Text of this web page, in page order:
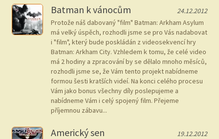
Batman k vánocům
24.12.2012
Protože náš dabovaný "film" Batman: Arkham Asylum
má velký úspěch, rozhodli jsme se pro Vás nadabovat
i "film", který bude poskládán z videosekvencí hry
Batman: Arkham City. Vzhledem k tomu, že celé video
má 2 hodiny a zpracování by se dělalo mnoho měsíců,
rozhodli jsme se, že Vám tento projekt nabídneme
formou šesti kratších videí. Na konci celého procesu
Vám jako bonus všechny díly poslepujeme a
nabídneme Vám i celý spojený film. Přejeme
příjemnou zábavu...
Americký sen
19.12.2012